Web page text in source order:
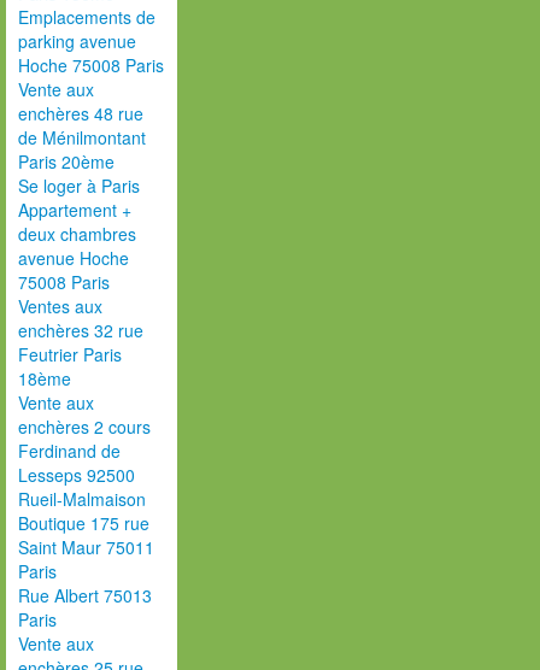
Emplacements de
parking avenue
Hoche 75008 Paris
Vente aux
enchères 48 rue
de Ménilmontant
Paris 20ème
Se loger à Paris
Appartement +
deux chambres
avenue Hoche
75008 Paris
Ventes aux
enchères 32 rue
Feutrier Paris
18ème
Vente aux
enchères 2 cours
Ferdinand de
Lesseps 92500
Rueil-Malmaison
Boutique 175 rue
Saint Maur 75011
Paris
Rue Albert 75013
Paris
Vente aux